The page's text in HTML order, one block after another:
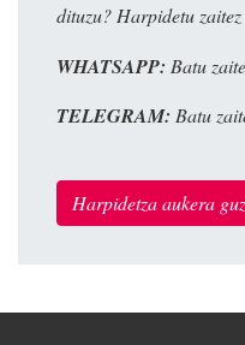
dituzu? Harpidetu
WHATSAPP: Batu
TELEGRAM: Batu
Harpidetza aukera